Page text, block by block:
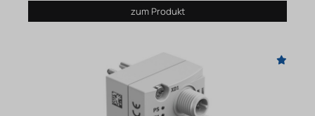
zum Produkt